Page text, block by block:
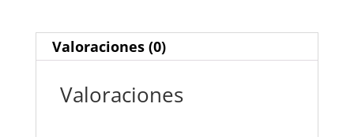
Valoraciones (0)
Valoraciones